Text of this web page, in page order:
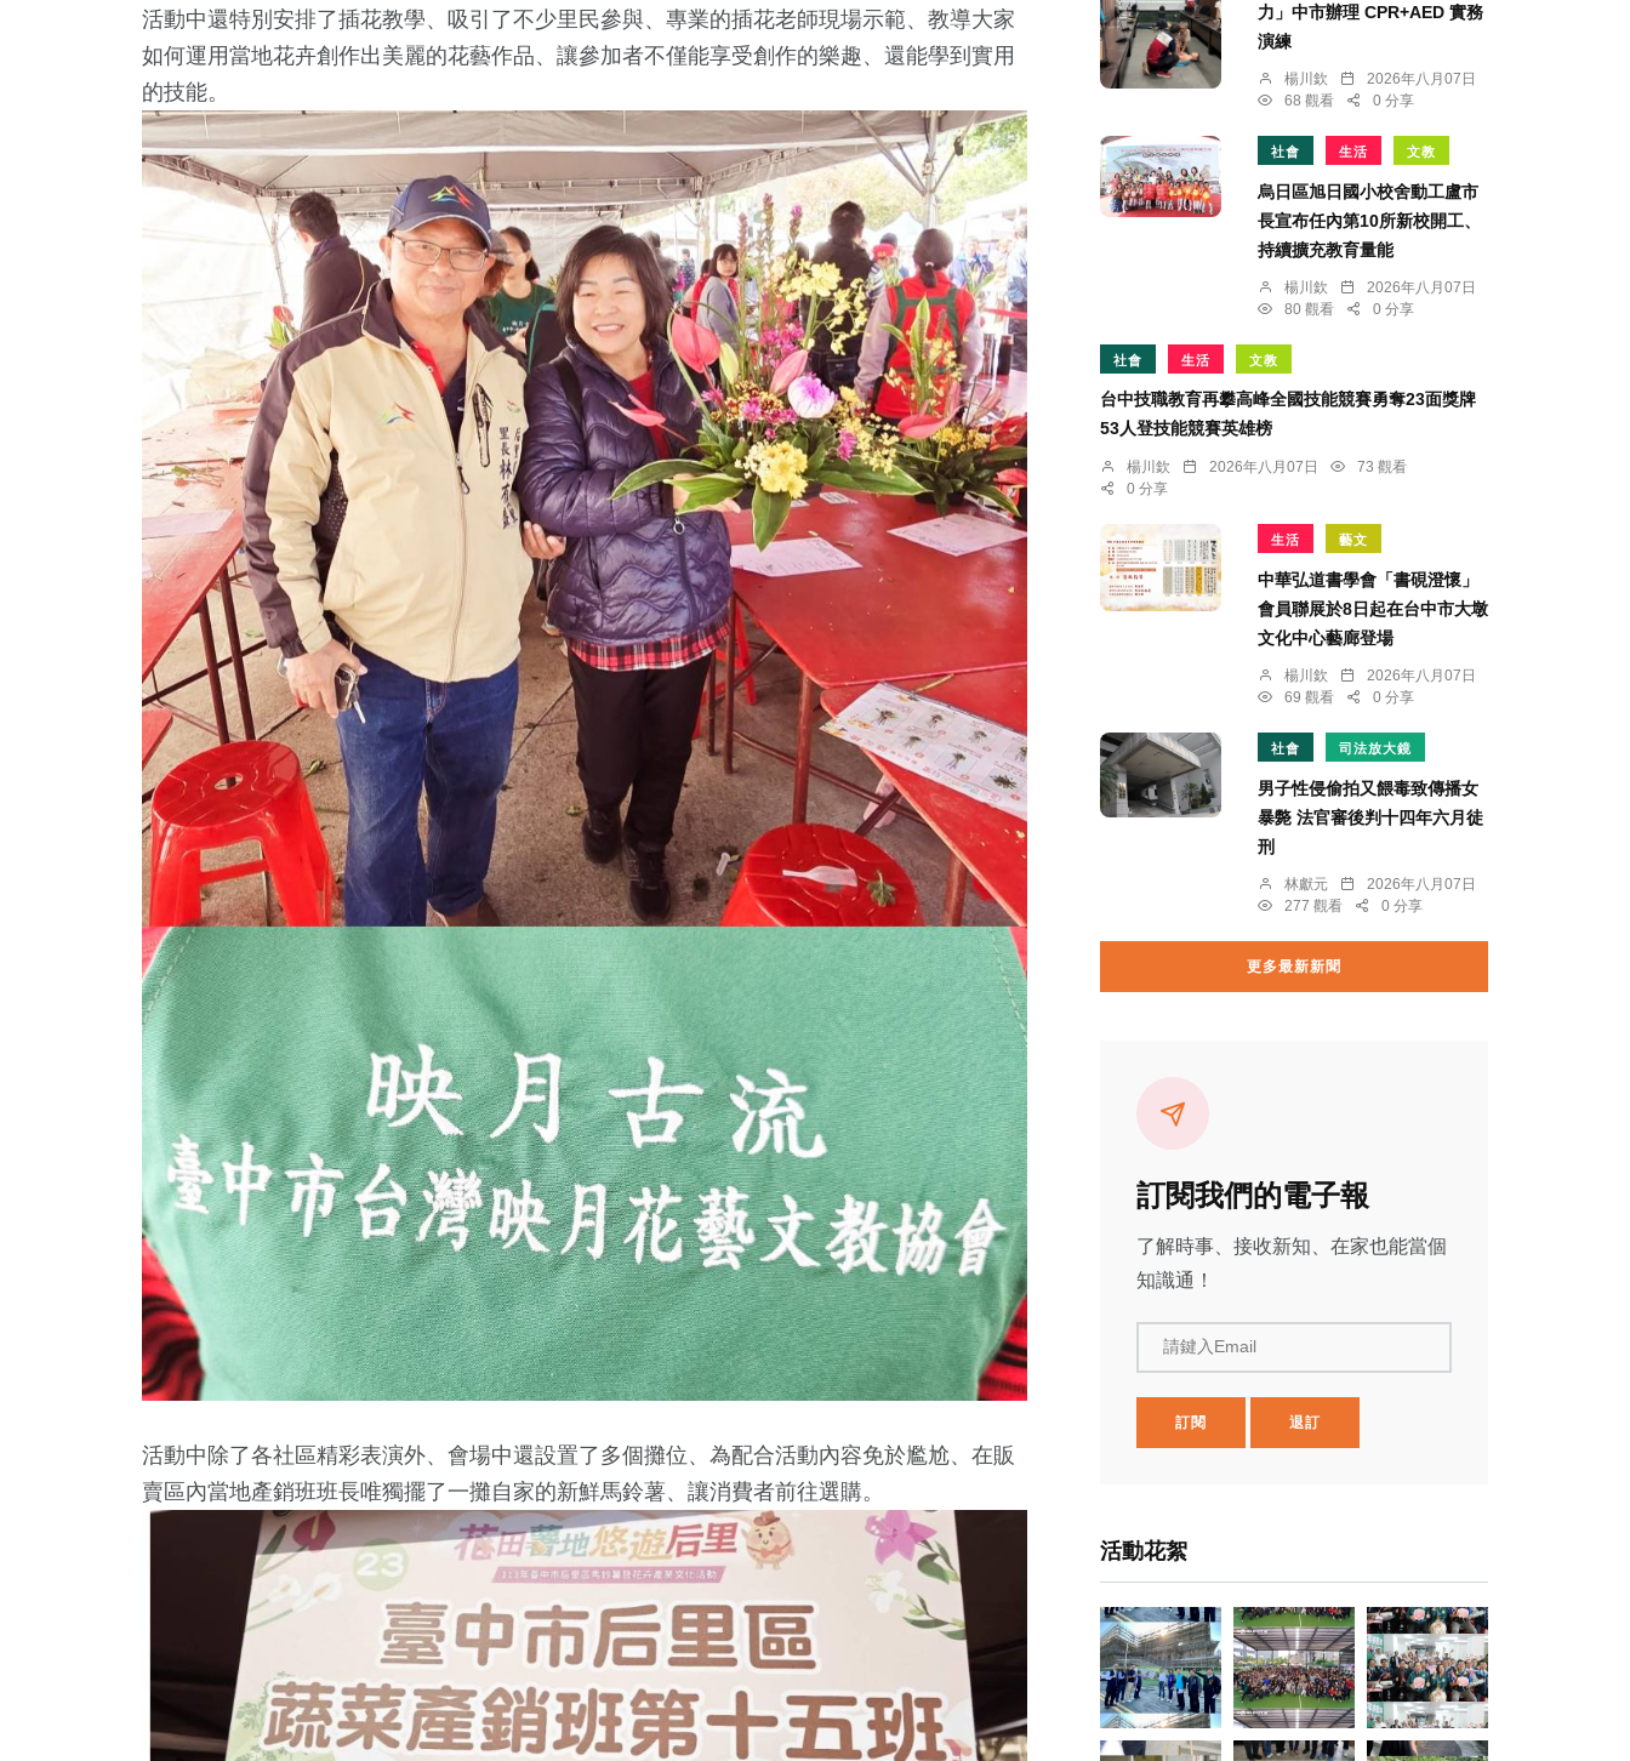
活動中還特別安排了插花教學、吸引了不少里民參與、專業的插花老師現場示範、教導大家
如何運用當地花卉創作出美麗的花藝作品、讓參加者不僅能享受創作的樂趣、還能學到實用
的技能。
活動中除了各社區精彩表演外、會場中還設置了多個攤位、為配合活動內容免於尷尬、在販
賣區內當地產銷班班長唯獨擺了一攤自家的新鮮馬鈴薯、讓消費者前往選購。
力」中市辦理 CPR+AED 實務
演練
楊川欽
2026年八月07日
68 觀看
0 分享
社會 生活 文教
烏日區旭日國小校舍動工盧市
長宣布任內第10所新校開工、
持續擴充教育量能
楊川欽
2026年八月07日
80 觀看
0 分享
社會 生活 文教
台中技職教育再攀高峰全國技能競賽勇奪23面獎牌
53人登技能競賽英雄榜
楊川欽 2026年八月07日
73 觀看
0 分享
生活 藝文
中華弘道書學會「書硯澄懷」
會員聯展於8日起在台中市大墩
文化中心藝廊登場
楊川欽
2026年八月07日
69 觀看
0 分享
社會 司法放大鏡
男子性侵偷拍又餵毒致傳播女
暴斃 法官審後判十四年六月徒
刑
林獻元
2026年八月07日
277 觀看
0 分享
更多最新新聞
訂閱我們的電子報
了解時事、接收新知、在家也能當個
知識通！
請鍵入Email
訂閱 退訂
活動花絮